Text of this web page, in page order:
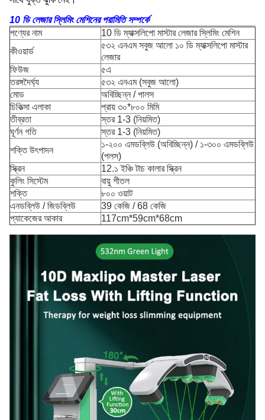
10 ডি লেজার স্লিমিং মেশিনের পরামিতি সম্পর্কে
পণ্যের নাম
10 ডি ম্যাক্সলিপো মাস্টার লেজার স্লিমিং মেশিন
কীওয়ার্ড
৫৩২ এনএম সবুজ আলো ১০ ডি ম্যাক্সলিপো মাস্টার
লেজার
ফিউজ
৫এ
তরঙ্গদৈর্ঘ্য
৫৩২ এনএম (সবুজ আলো)
মোড
অবিচ্ছিন্ন / পালস
চিকিত্সা এলাকা
প্রায় ৩০*৮০০ মিমি
তীব্রতা
স্তর 1-3 (নিয়মিত)
ঘূর্ণন গতি
স্তর 1-3 (নিয়মিত)
শক্তি উৎপাদন
১-২০০ এমডব্লিউ (অবিচ্ছিন্ন) / ১-৩০০ এমডব্লিউ
(পলস)
স্ক্রিন
12.১ ইঞ্চি টাচ কালার স্ক্রিন
কুলিং সিস্টেম
বায়ু শীতল
শক্তি
৮০০ ওয়াট
এনডব্লিউ / জিডব্লিউ
39 কেজি / 68 কেজি
প্যাকেজের আকার
117cm*59cm*68cm